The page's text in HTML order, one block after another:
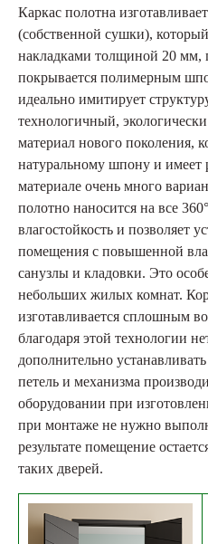
Каркас полотна
(собственной сушки),
накладками толщиной 20 мм,
покрывается полимерным
идеально имитирует
технологичный,
материал нового поколения,
натуральному шпону и имеет
материале очень много
полотно наносится на все
влагостойкость и позволяет
помещения с повышенной
санузлы и кладовки. Это
небольших жилых комнат.
изготавливается сплошным
благодаря этой технологии
дополнительно
петель и механизма
оборудовании при
при монтаже не нужно
результате помещение
таких дверей.